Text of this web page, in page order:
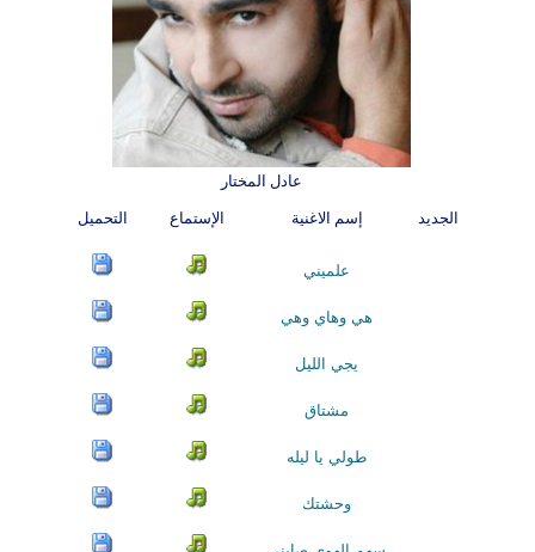
عادل المختار
الجديد إسم الاغنية الإستماع التحميل
علميني
هي وهاي وهي
يجي الليل
مشتاق
طولي يا ليله
وحشتك